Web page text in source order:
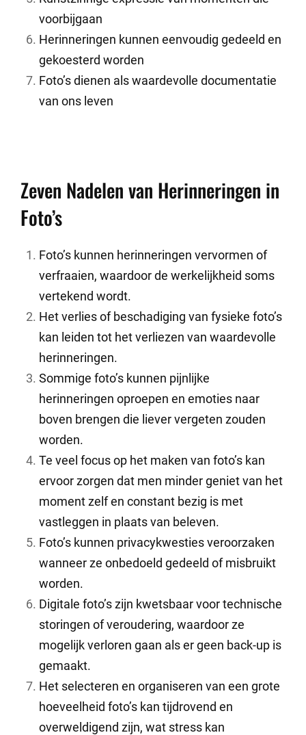
voorbijgaan
Herinneringen kunnen eenvoudig gedeeld en
gekoesterd worden
Foto’s dienen als waardevolle documentatie
van ons leven
Zeven Nadelen van Herinneringen in
Foto’s
Foto’s kunnen herinneringen vervormen of
verfraaien, waardoor de werkelijkheid soms
vertekend wordt.
Het verlies of beschadiging van fysieke foto’s
kan leiden tot het verliezen van waardevolle
herinneringen.
Sommige foto’s kunnen pijnlijke
herinneringen oproepen en emoties naar
boven brengen die liever vergeten zouden
worden.
Te veel focus op het maken van foto’s kan
ervoor zorgen dat men minder geniet van het
moment zelf en constant bezig is met
vastleggen in plaats van beleven.
Foto’s kunnen privacykwesties veroorzaken
wanneer ze onbedoeld gedeeld of misbruikt
worden.
Digitale foto’s zijn kwetsbaar voor technische
storingen of veroudering, waardoor ze
mogelijk verloren gaan als er geen back-up is
gemaakt.
Het selecteren en organiseren van een grote
hoeveelheid foto’s kan tijdrovend en
overweldigend zijn, wat stress kan